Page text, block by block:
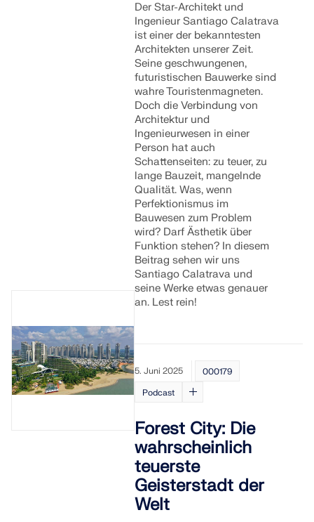
Der Star-Architekt und
Ingenieur Santiago Calatrava
ist einer der bekanntesten
Architekten unserer Zeit.
Seine geschwungenen,
futuristischen Bauwerke sind
wahre Touristenmagneten.
Doch die Verbindung von
Architektur und
Ingenieurwesen in einer
Person hat auch
Schattenseiten: zu teuer, zu
lange Bauzeit, mangelnde
Qualität. Was, wenn
Perfektionismus im
Bauwesen zum Problem
wird? Darf Ästhetik über
Funktion stehen? In diesem
Beitrag sehen wir uns
Santiago Calatrava und
seine Werke etwas genauer
an. Lest rein!
5. Juni 2025
000179
Podcast
Forest City: Die
wahrscheinlich
teuerste
Geisterstadt der
Welt